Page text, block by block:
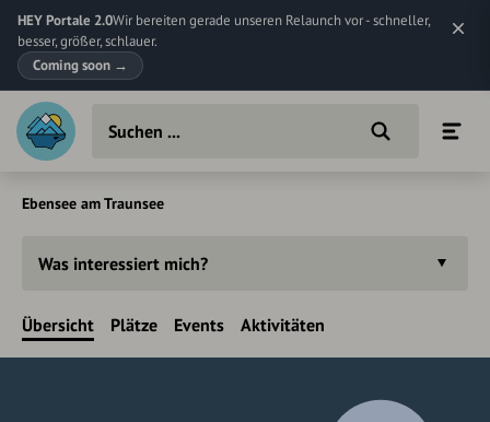
HEY Portale 2.0Wir bereiten gerade unseren Relaunch vor - schneller,
besser, größer, schlauer.
Coming soon →
Ebensee am Traunsee
Was interessiert mich?
Übersicht Plätze Events Aktivitäten